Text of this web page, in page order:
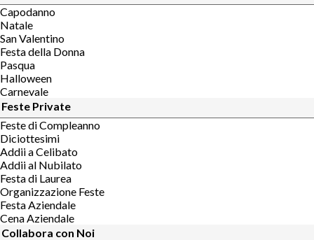
Capodanno
Natale
San Valentino
Festa della Donna
Pasqua
Halloween
Carnevale
Feste Private
Feste di Compleanno
Diciottesimi
Addii a Celibato
Addii al Nubilato
Festa di Laurea
Organizzazione Feste
Festa Aziendale
Cena Aziendale
Collabora con Noi